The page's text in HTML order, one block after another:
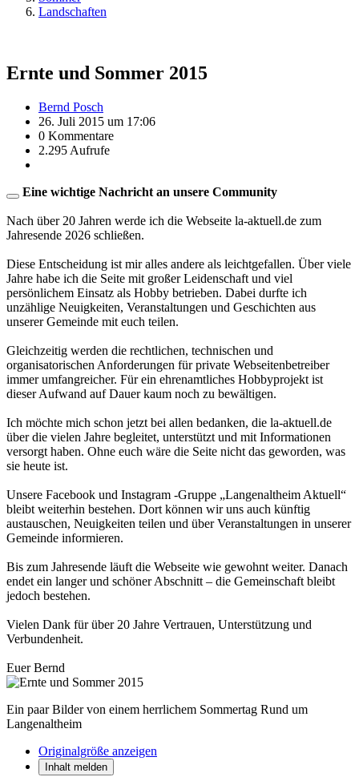
Landschaften
Ernte und Sommer 2015
Bernd Posch
26. Juli 2015 um 17:06
0 Kommentare
2.295 Aufrufe
Eine wichtige Nachricht an unsere Community
Nach über 20 Jahren werde ich die Webseite la-aktuell.de zum
Jahresende 2026 schließen.
Diese Entscheidung ist mir alles andere als leichtgefallen. Über viele
Jahre habe ich die Seite mit großer Leidenschaft und viel
persönlichem Einsatz als Hobby betrieben. Dabei durfte ich
unzählige Neuigkeiten, Veranstaltungen und Geschichten aus
unserer Gemeinde mit euch teilen.
Gleichzeitig werden die rechtlichen, technischen und
organisatorischen Anforderungen für private Webseitenbetreiber
immer umfangreicher. Für ein ehrenamtliches Hobbyprojekt ist
dieser Aufwand auf Dauer kaum noch zu bewältigen.
Ich möchte mich schon jetzt bei allen bedanken, die la-aktuell.de
über die vielen Jahre begleitet, unterstützt und mit Informationen
versorgt haben. Ohne euch wäre die Seite nicht das geworden, was
sie heute ist.
Unsere Facebook und Instagram -Gruppe „Langenaltheim Aktuell“
bleibt weiterhin bestehen. Dort können wir uns auch künftig
austauschen, Neuigkeiten teilen und über Veranstaltungen in unserer
Gemeinde informieren.
Bis zum Jahresende läuft die Webseite wie gewohnt weiter. Danach
endet ein langer und schöner Abschnitt – die Gemeinschaft bleibt
jedoch bestehen.
Vielen Dank für über 20 Jahre Vertrauen, Unterstützung und
Verbundenheit.
Euer Bernd
Ein paar Bilder von einem herrlichem Sommertag Rund um
Langenaltheim
Originalgröße anzeigen
Inhalt melden